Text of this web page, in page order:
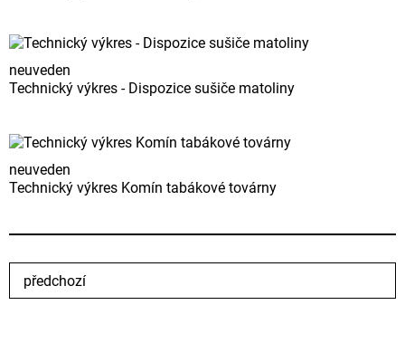
neuveden
Technický výkres - Dispozice sušiče matoliny
neuveden
Technický výkres Komín tabákové továrny
předchozí